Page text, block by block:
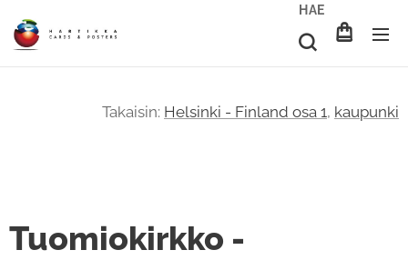
HAE
Takaisin: Helsinki - Finland osa 1, kaupunki
Tuomiokirkko -